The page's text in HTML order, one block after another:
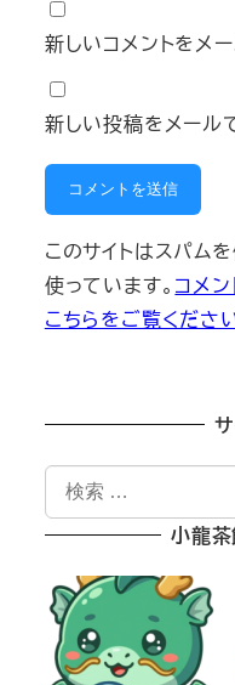
新しいコメントをメ
新しい投稿をメール
このサイトはスパム
使っています。 コメ
こちらをご覧くださ
検
索
小龍